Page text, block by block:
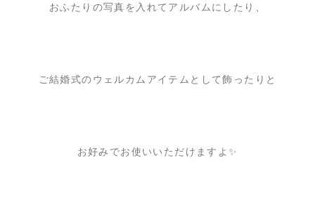
おふたりの写真を入れてアルバムにしたり、
ご結婚式のウェルカムアイテムとして飾ったりと
お好みでお使いいただけますよ✨